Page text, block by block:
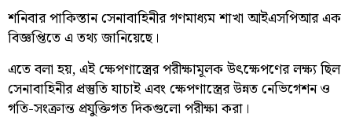
শনিবার পাকিস্তান সেনাবাহিনীর গণমাধ্যম শাখা আইএসপিআর এক
বিজ্ঞপ্তিতে এ তথ্য জানিয়েছে।
এতে বলা হয়, এই ক্ষেপণাস্ত্রের পরীক্ষামূলক উৎক্ষেপণের লক্ষ্য ছিল
সেনাবাহিনীর প্রস্তুতি যাচাই এবং ক্ষেপণাস্ত্রের উন্নত নেভিগেশন ও
গতি-সংক্রান্ত প্রযুক্তিগত দিকগুলো পরীক্ষা করা।